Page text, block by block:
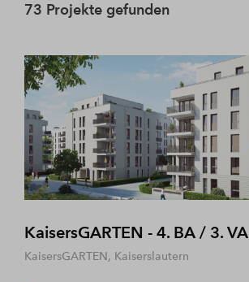
73 Projekte gefunden
KaisersGARTEN - 4. BA / 3. VA
KaisersGARTEN, Kaiserslautern